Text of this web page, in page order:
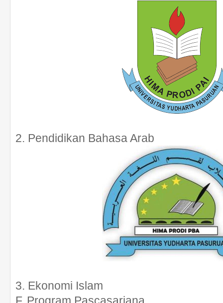
2. Pendidikan Bahasa Arab
3. Ekonomi Islam